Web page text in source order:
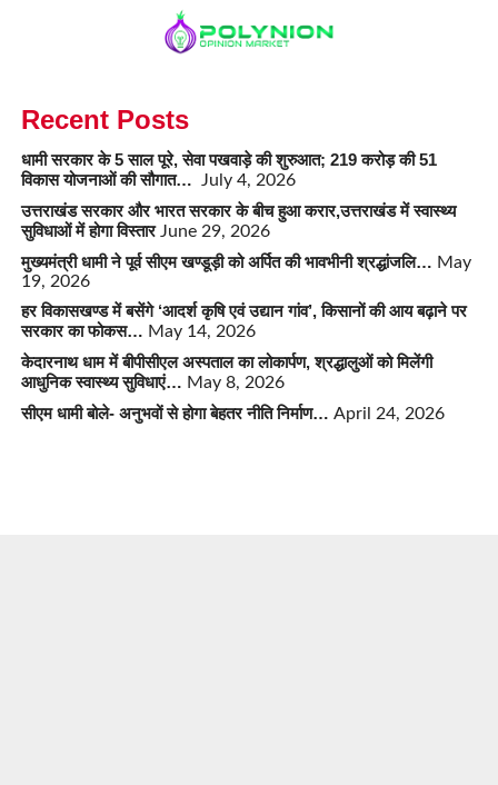
Recent Posts
धामी सरकार के 5 साल पूरे, सेवा पखवाड़े की शुरुआत; 219 करोड़ की 51
विकास योजनाओं की सौगात…
July 4, 2026
उत्तराखंड सरकार और भारत सरकार के बीच हुआ करार,उत्तराखंड में स्वास्थ्य
सुविधाओं में होगा विस्तार June 29, 2026
मुख्यमंत्री धामी ने पूर्व सीएम खण्डूड़ी को अर्पित की भावभीनी श्रद्धांजलि… May
19, 2026
हर विकासखण्ड में बसेंगे ‘आदर्श कृषि एवं उद्यान गांव’, किसानों की आय बढ़ाने पर
सरकार का फोकस… May 14, 2026
केदारनाथ धाम में बीपीसीएल अस्पताल का लोकार्पण, श्रद्धालुओं को मिलेंगी
आधुनिक स्वास्थ्य सुविधाएं… May 8, 2026
सीएम धामी बोले- अनुभवों से होगा बेहतर नीति निर्माण… April 24, 2026